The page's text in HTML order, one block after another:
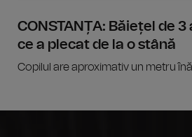
CONSTANȚA: Băiețel de
ce a plecat de la o stână
Copilul are aproximativ un metru